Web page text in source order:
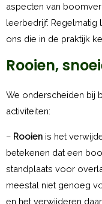
aspecten van
leerbedrijf.
ons die in de praktijk
Rooien,
We onderscheiden bij
activiteiten:
– Rooien is het
betekenen dat een
standplaats voor
meestal niet genoeg
en het verwijderen